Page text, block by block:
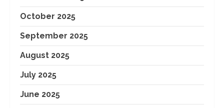
October 2025
September 2025
August 2025
July 2025
June 2025